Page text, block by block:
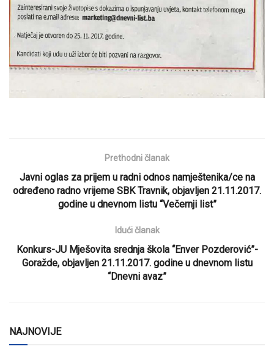
Prethodni članak
Javni oglas za prijem u radni odnos namještenika/ce na
određeno radno vrijeme SBK Travnik, objavljen 21.11.2017.
godine u dnevnom listu “Večernji list”
Idući članak
Konkurs-JU Mješovita srednja škola “Enver Pozderović”-
Goražde, objavljen 21.11.2017. godine u dnevnom listu
“Dnevni avaz”
NAJNOVIJE